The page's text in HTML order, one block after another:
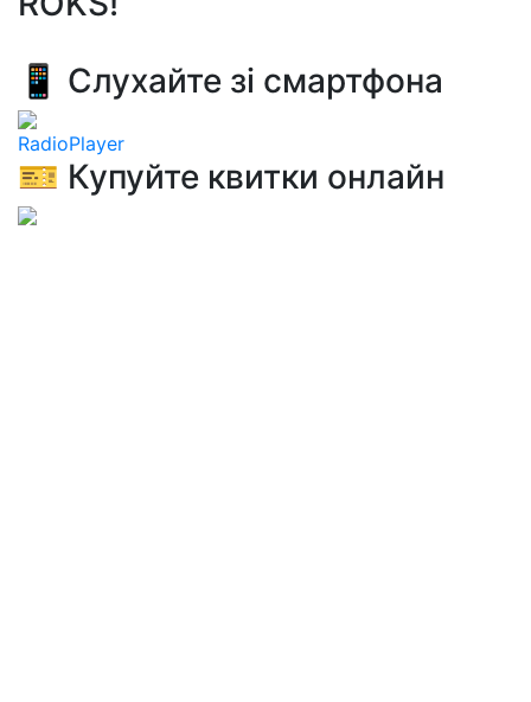
📱 Слухайте зі смартфона
RadioPlayer
🎫 Купуйте квитки онлайн